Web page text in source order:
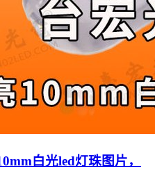
白光led灯珠图片，